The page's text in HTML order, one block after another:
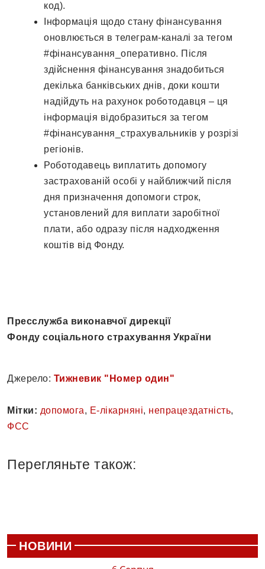
код).
Інформація щодо стану фінансування
оновлюється в телеграм-каналі за тегом
#фінансування_оперативно. Після
здійснення фінансування знадобиться
декілька банківських днів, доки кошти
надійдуть на рахунок роботодавця – ця
інформація відобразиться за тегом
#фінансування_страхувальників у розрізі
регіонів.
Роботодавець виплатить допомогу
застрахованій особі у найближчий після
дня призначення допомоги строк,
установлений для виплати заробітної
плати, або одразу після надходження
коштів від Фонду.
Пресслужба виконавчої дирекції
Фонду соціального страхування України
Джерело: Тижневик "Номер один"
Мітки: допомога, Е-лікарняні, непрацездатність,
ФСС
Перегляньте також:
НОВИНИ